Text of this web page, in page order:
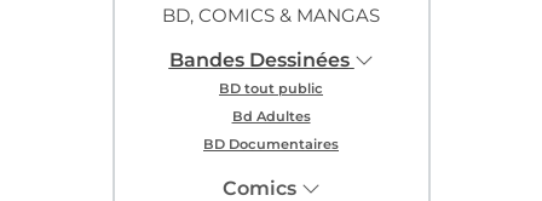
BD, COMICS & MANGAS
Bandes Dessinées
BD tout public
Bd Adultes
BD Documentaires
Comics